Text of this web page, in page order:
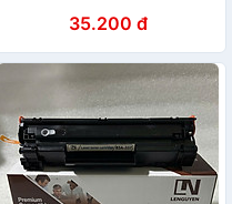
Brother laser trắng đen,
Trọng lượng 80g - Hàng
chính hãng
35.200 đ